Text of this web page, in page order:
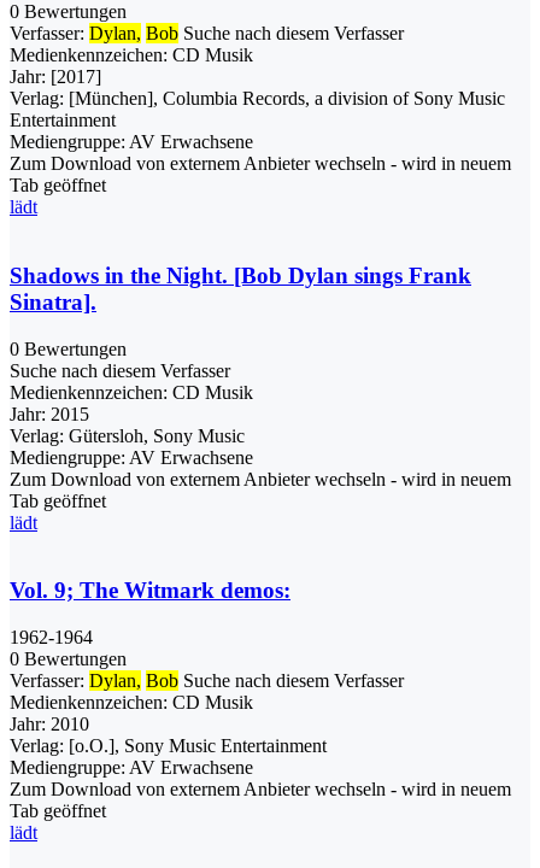
0 Bewertungen
Verfasser: Dylan, Bob Suche nach diesem Verfasser
Medienkennzeichen: CD Musik
Jahr: [2017]
Verlag: [München], Columbia Records, a division of Sony Music
Entertainment
Mediengruppe: AV Erwachsene
Zum Download von externem Anbieter wechseln - wird in neuem
Tab geöffnet
lädt
Shadows in the Night. [Bob Dylan sings Frank
Sinatra].
0 Bewertungen
Suche nach diesem Verfasser
Medienkennzeichen: CD Musik
Jahr: 2015
Verlag: Gütersloh, Sony Music
Mediengruppe: AV Erwachsene
Zum Download von externem Anbieter wechseln - wird in neuem
Tab geöffnet
lädt
Vol. 9; The Witmark demos:
1962-1964
0 Bewertungen
Verfasser: Dylan, Bob Suche nach diesem Verfasser
Medienkennzeichen: CD Musik
Jahr: 2010
Verlag: [o.O.], Sony Music Entertainment
Mediengruppe: AV Erwachsene
Zum Download von externem Anbieter wechseln - wird in neuem
Tab geöffnet
lädt